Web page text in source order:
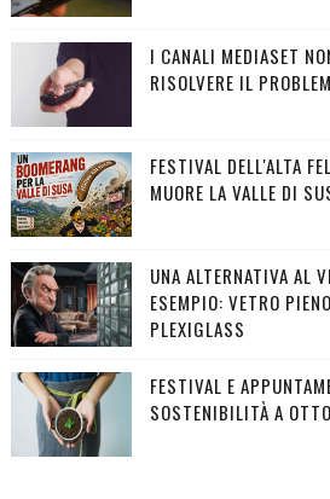
I CANALI MEDIASET
RISOLVERE IL
FESTIVAL DELL'ALTA
MUORE LA VALLE DI
UNA ALTERNATIVA AL
ESEMPIO: VETRO
PLEXIGLASS
FESTIVAL E
SOSTENIBILITÀ A